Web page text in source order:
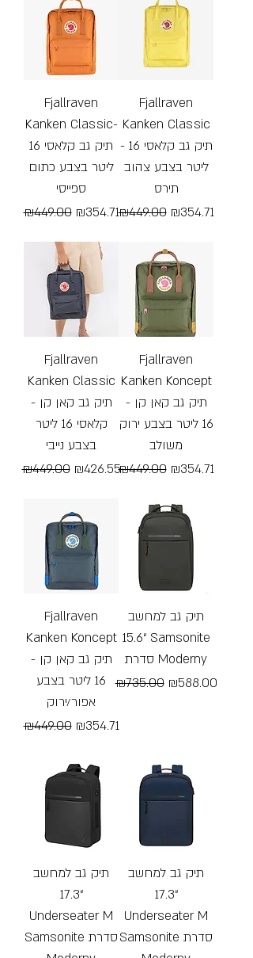
Fjallraven
Kanken Classic-
תיק גב קלאסי 16
ליטר בצבע כתום
ספייסי
Regular Price
₪449.00 Sale Price
₪354.71
Fjallraven
Kanken Classic
- תיק גב קלאסי 16
ליטר בצבע צהוב
תירס
Regular Price
₪449.00 Sale Price
₪354.71
Fjallraven
Kanken Classic
- תיק גב קאן קן
קלאסי 16 ליטר
בצבע נייבי
Regular Price
₪449.00 Sale Price
₪426.55
Fjallraven
Kanken Koncept
- תיק גב קאן קן
16 ליטר בצבע ירוק
משולב
Regular Price
₪449.00 Sale Price
₪354.71
Fjallraven
Kanken Koncept
- תיק גב קאן קן
16 ליטר בצבע
אפור/ירוק
Regular Price
₪449.00 Sale Price
₪354.71
תיק גב למחשב
“15.6 Samsonite
סדרת Moderny
Regular Price
₪735.00 Sale Price
₪588.00
תיק גב למחשב
“17.3
Underseater M
Samsonite סדרת
תיק גב למחשב
“17.3
Underseater M
Samsonite סדרת